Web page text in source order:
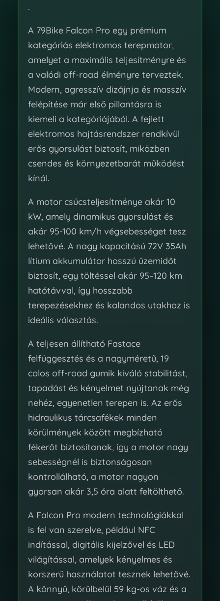
.
A 79Bike Falcon Pro egy prémium
kategóriás elektromos terepmotor,
amelyet a maximális teljesítményre és
a valódi off-road élményre terveztek.
Modern, agresszív dizájnja és masszív
felépítése már első pillantásra is
kiemeli a kategóriájából. A fejlett
elektromos hajtásrendszer rendkívül
erős gyorsulást biztosít, miközben
csendes és környezetbarát működést
kínál.
A motor csúcsteljesítménye akár 10
kW, amely dinamikus gyorsulást és
akár 95-100 km/h végsebességet tesz
lehetővé. A nagy kapacitású 72V 35Ah
lítium akkumulátor hosszú üzemidőt
biztosít, egy töltéssel akár 95–120 km
hatótávval, így hosszabb
terepezésekhez és kalandos utakhoz is
ideális választás.
A teljesen állítható Fastace
felfüggesztés és a nagyméretű, 19
colos off-road gumik kiváló stabilitást,
tapadást és kényelmet nyújtanak még
nehéz, egyenetlen terepen is. Az erős
hidraulikus tárcsafékek minden
körülmények között megbízható
fékerőt biztosítanak, így a motor nagy
sebességnél is biztonságosan
kontrollálható, a motor nagyon
gyorsan akár 3,5 óra alatt feltölthető.
A Falcon Pro modern technológiákkal
is fel van szerelve, például NFC
indítással, digitális kijelzővel és LED
világítással, amelyek kényelmes és
korszerű használatot tesznek lehetővé.
A könnyű, körülbelül 59 kg-os váz és a